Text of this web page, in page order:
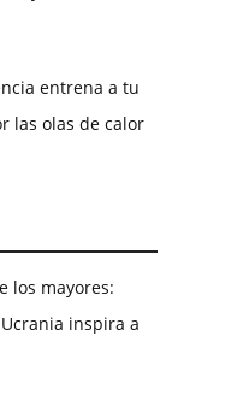
entrena a tu
las olas de calor
los mayores:
inspira a